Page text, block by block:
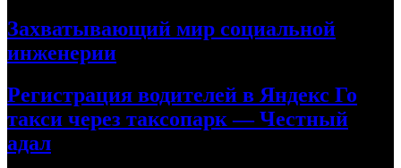
Захватывающий мир социальной
инженерии
Регистрация водителей в Яндекс Го
такси через таксопарк — Честный
адал